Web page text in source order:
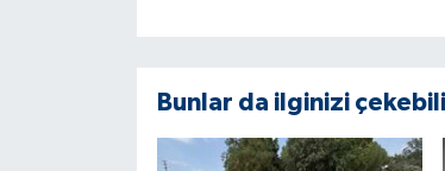
Bunlar da ilginizi